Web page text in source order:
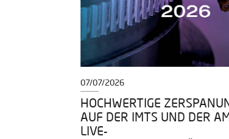
07/07/2026
HOCHWERTIGE
AUF DER IMTS UND DER
LIVE-